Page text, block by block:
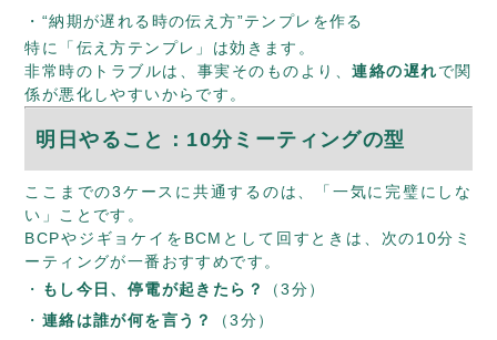
“納期が遅れる時の伝え方”テンプレを作る
特に「伝え方テンプレ」は効きます。
非常時のトラブルは、事実そのものより、連絡の遅れで関
係が悪化しやすいからです。
明日やること：10分ミーティングの型
ここまでの3ケースに共通するのは、「一気に完璧にしな
い」ことです。
BCPやジギョケイをBCMとして回すときは、次の10分ミ
ーティングが一番おすすめです。
もし今日、停電が起きたら？
（3分）
連絡は誰が何を言う？
（3分）